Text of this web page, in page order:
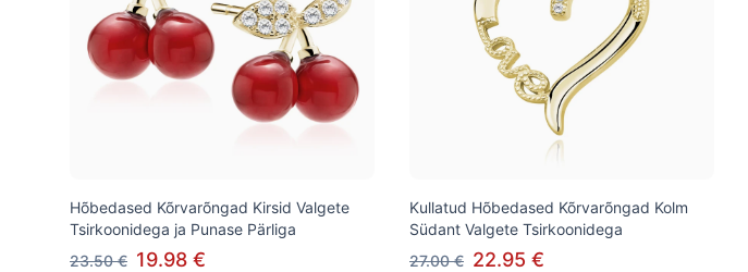
Hõbedased Kõrvarõngad Kirsid Valgete
Tsirkoonidega ja Punase Pärliga
23.50 € 19.98 €
Kullatud Hõbedased Kõrvarõngad Kolm
Südant Valgete Tsirkoonidega
27.00 € 22.95 €